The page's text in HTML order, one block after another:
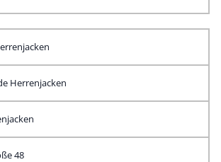
Herrenjacken
48